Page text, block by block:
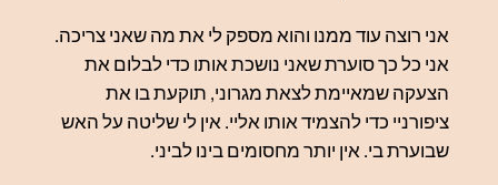
אני רוצה עוד ממנו והוא מספק לי את מה שאני צריכה.
אני כל כך סוערת שאני נושכת אותו כדי לבלום את
הצעקה שמאיימת לצאת מגרוני, תוקעת בו את
ציפורניי כדי להצמיד אותו אליי. אין לי שליטה על האש
שבוערת בי. אין יותר מחסומים בינו לביני.